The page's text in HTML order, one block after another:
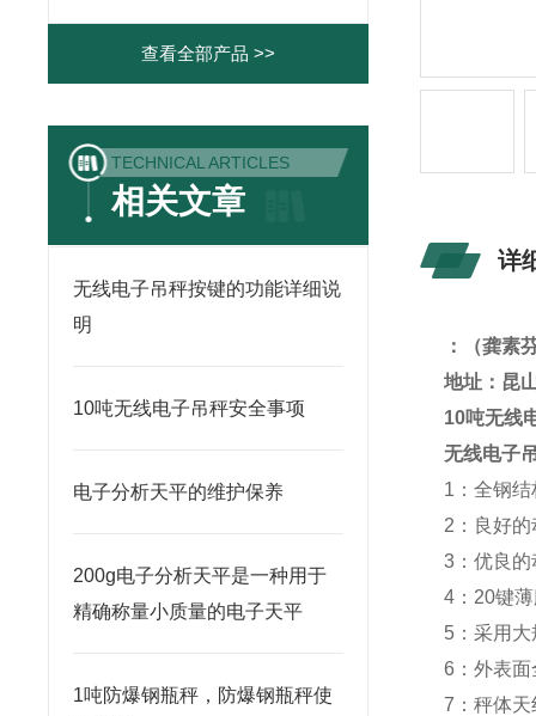
查看全部产品 >>
TECHNICAL ARTICLES
相关文章
无线电子吊秤按键的功能详细说
明
10吨无线电子吊秤安全事项
电子分析天平的维护保养
200g电子分析天平是一种用于
精确称量小质量的电子天平
1吨防爆钢瓶秤，防爆钢瓶秤使
详
：
（龚素
地址：昆
10吨无线
无线电子
1：全钢
2：良好
3：优良
4：20键
5：采用
6：外表
7：秤体